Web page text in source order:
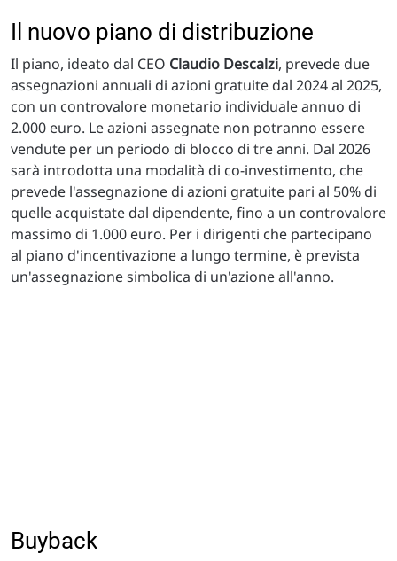
Il nuovo piano di distribuzione
Il piano, ideato dal CEO Claudio Descalzi, prevede due
assegnazioni annuali di azioni gratuite dal 2024 al 2025,
con un controvalore monetario individuale annuo di
2.000 euro. Le azioni assegnate non potranno essere
vendute per un periodo di blocco di tre anni. Dal 2026
sarà introdotta una modalità di co-investimento, che
prevede l'assegnazione di azioni gratuite pari al 50% di
quelle acquistate dal dipendente, fino a un controvalore
massimo di 1.000 euro. Per i dirigenti che partecipano
al piano d'incentivazione a lungo termine, è prevista
un'assegnazione simbolica di un'azione all'anno.
Buyback